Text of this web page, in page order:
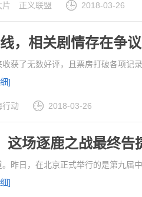
片 正义联盟 2018-03-26
，相关剧情存在争议
收获了无数好评，且票房打破各项
]
行动 2018-03-26
这场逐鹿之战最终告
昨日，在北京正式举行的是第九届
]